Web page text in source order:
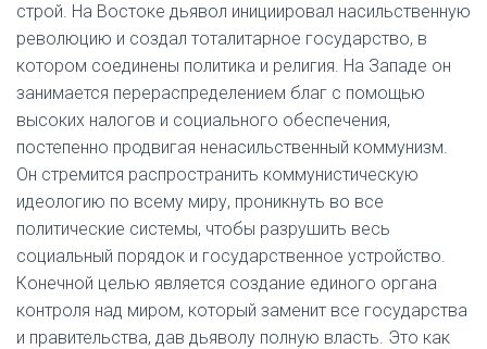
строй. На Востоке дьявол инициировал насильственную
революцию и создал тоталитарное государство, в
котором соединены политика и религия. На Западе он
занимается перераспределением благ с помощью
высоких налогов и социального обеспечения,
постепенно продвигая ненасильственный коммунизм.
Он стремится распространить коммунистическую
идеологию по всему миру, проникнуть во все
политические системы, чтобы разрушить весь
социальный порядок и государственное устройство.
Конечной целью является создание единого органа
контроля над миром, который заменит все государства
и правительства, дав дьяволу полную власть. Это как